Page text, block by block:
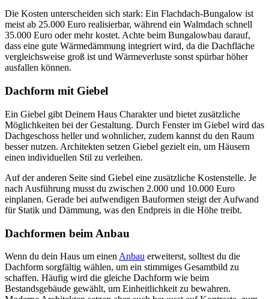
Die Kosten unterscheiden sich stark: Ein Flachdach-Bungalow ist
meist ab 25.000 Euro realisierbar, während ein Walmdach schnell
35.000 Euro oder mehr kostet. Achte beim Bungalowbau darauf,
dass eine gute Wärmedämmung integriert wird, da die Dachfläche
vergleichsweise groß ist und Wärmeverluste sonst spürbar höher
ausfallen können.
Dachform mit Giebel
Ein Giebel gibt Deinem Haus Charakter und bietet zusätzliche
Möglichkeiten bei der Gestaltung. Durch Fenster im Giebel wird das
Dachgeschoss heller und wohnlicher, zudem kannst du den Raum
besser nutzen. Architekten setzen Giebel gezielt ein, um Häusern
einen individuellen Stil zu verleihen.
Auf der anderen Seite sind Giebel eine zusätzliche Kostenstelle. Je
nach Ausführung musst du zwischen 2.000 und 10.000 Euro
einplanen. Gerade bei aufwendigen Bauformen steigt der Aufwand
für Statik und Dämmung, was den Endpreis in die Höhe treibt.
Dachformen beim Anbau
Wenn du dein Haus um einen Anbau erweiterst, solltest du die
Dachform sorgfältig wählen, um ein stimmiges Gesamtbild zu
schaffen. Häufig wird die gleiche Dachform wie beim
Bestandsgebäude gewählt, um Einheitlichkeit zu bewahren.